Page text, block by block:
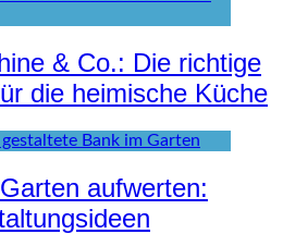
& Co.: Die richtige
die heimische Küche
aufwerten: